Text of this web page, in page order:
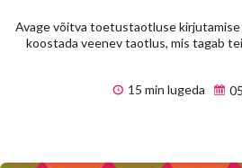
Avage võitva toetustaotluse kirjutamise
koostada veenev taotlus, mis tagab
15 min lugeda